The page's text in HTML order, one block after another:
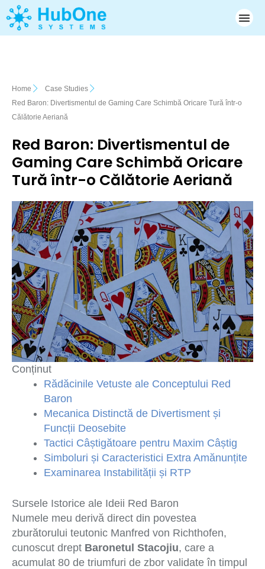
Skip
to
content
Home
Case Studies
Red Baron: Divertismentul de Gaming Care Schimbă Oricare Tură într-o
Călătorie Aeriană
Red Baron: Divertismentul de
Gaming Care Schimbă Oricare
Tură într-o Călătorie Aeriană
Conținut
Rădăcinile Vetuste ale Conceptului Red
Baron
Mecanica Distinctă de Divertisment și
Funcții Deosebite
Tactici Câștigătoare pentru Maxim Câștig
Simboluri și Caracteristici Extra Amănunțite
Examinarea Instabilității și RTP
Sursele Istorice ale Ideii Red Baron
Numele meu derivă direct din povestea
zburătorului teutonic Manfred von Richthofen,
cunoscut drept Baronetul Stacojiu, care a
acumulat 80 de triumfuri de zbor validate în timpul